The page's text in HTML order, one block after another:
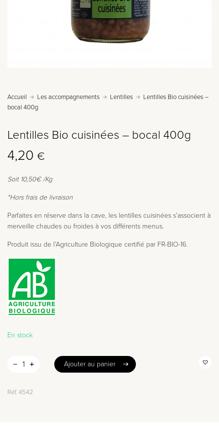
Accueil Les accompagnements Lentilles
Lentilles Bio cuisinées –
bocal 400g
Lentilles Bio cuisinées – bocal 400g
4,20 €
Soit 10,50€/Kg
*Hors frais de livraison
Parfaites en réserve dans la cave, les lentilles cuisinées s’associent à
merveille chaudes ou froides à vos différents menus.
Produit issu de l’Agriculture Biologique certifié par FR-BIO-16.
En stock
Ajouter au panier
Ajouter au panier
Réf. 4542